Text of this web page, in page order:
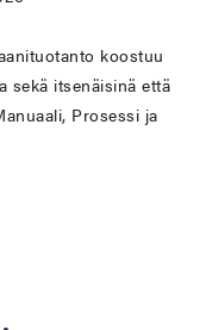
koostuu
sekä itsenäisinä että
Prosessi ja